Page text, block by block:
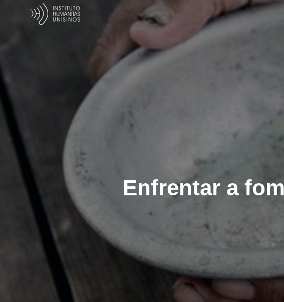
Enfrentar a